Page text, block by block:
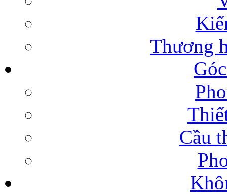
Thương
Cầu